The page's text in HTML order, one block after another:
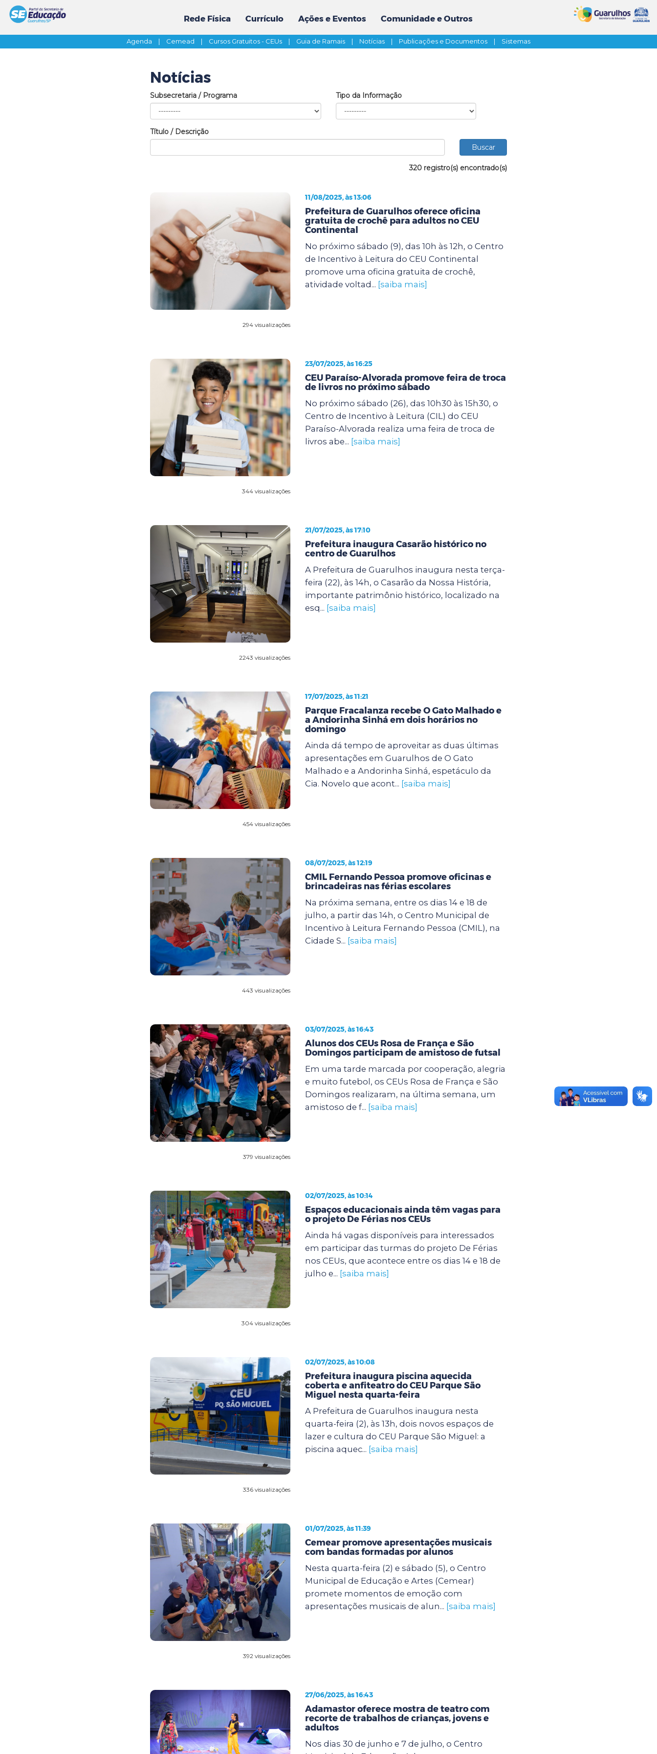
Rede Física Currículo Ações e Eventos Comunidade e Outros
Agenda | Cemead | Cursos Gratuitos - CEUs | Guia de Ramais | Notícias | Publicações e Documentos | Sistemas
Notícias
Subsecretaria / Programa Tipo da Informação
Título / Descrição
320 registro(s) encontrado(s)
294 visualizações
11/08/2025, às 13:06
Prefeitura de Guarulhos oferece oficina
gratuita de crochê para adultos no CEU
Continental
No próximo sábado (9), das 10h às 12h, o Centro
de Incentivo à Leitura do CEU Continental
promove uma oficina gratuita de crochê,
atividade voltad... [saiba mais]
344 visualizações
23/07/2025, às 16:25
CEU Paraíso-Alvorada promove feira de troca
de livros no próximo sábado
No próximo sábado (26), das 10h30 às 15h30, o
Centro de Incentivo à Leitura (CIL) do CEU
Paraíso-Alvorada realiza uma feira de troca de
livros abe... [saiba mais]
2243 visualizações
21/07/2025, às 17:10
Prefeitura inaugura Casarão histórico no
centro de Guarulhos
A Prefeitura de Guarulhos inaugura nesta terça-
feira (22), às 14h, o Casarão da Nossa História,
importante patrimônio histórico, localizado na
esq... [saiba mais]
454 visualizações
17/07/2025, às 11:21
Parque Fracalanza recebe O Gato Malhado e
a Andorinha Sinhá em dois horários no
domingo
Ainda dá tempo de aproveitar as duas últimas
apresentações em Guarulhos de O Gato
Malhado e a Andorinha Sinhá, espetáculo da
Cia. Novelo que acont... [saiba mais]
443 visualizações
08/07/2025, às 12:19
CMIL Fernando Pessoa promove oficinas e
brincadeiras nas férias escolares
Na próxima semana, entre os dias 14 e 18 de
julho, a partir das 14h, o Centro Municipal de
Incentivo à Leitura Fernando Pessoa (CMIL), na
Cidade S... [saiba mais]
379 visualizações
03/07/2025, às 16:43
Alunos dos CEUs Rosa de França e São
Domingos participam de amistoso de futsal
Em uma tarde marcada por cooperação, alegria
e muito futebol, os CEUs Rosa de França e São
Domingos realizaram, na última semana, um
amistoso de f... [saiba mais]
304 visualizações
02/07/2025, às 10:14
Espaços educacionais ainda têm vagas para
o projeto De Férias nos CEUs
Ainda há vagas disponíveis para interessados
em participar das turmas do projeto De Férias
nos CEUs, que acontece entre os dias 14 e 18 de
julho e... [saiba mais]
336 visualizações
02/07/2025, às 10:08
Prefeitura inaugura piscina aquecida
coberta e anfiteatro do CEU Parque São
Miguel nesta quarta-feira
A Prefeitura de Guarulhos inaugura nesta
quarta-feira (2), às 13h, dois novos espaços de
lazer e cultura do CEU Parque São Miguel: a
piscina aquec... [saiba mais]
392 visualizações
01/07/2025, às 11:39
Cemear promove apresentações musicais
com bandas formadas por alunos
Nesta quarta-feira (2) e sábado (5), o Centro
Municipal de Educação e Artes (Cemear)
promete momentos de emoção com
apresentações musicais de alun... [saiba mais]
27/06/2025, às 16:43
Adamastor oferece mostra de teatro com
recorte de trabalhos de crianças, jovens e
adultos
Nos dias 30 de junho e 7 de julho, o Centro